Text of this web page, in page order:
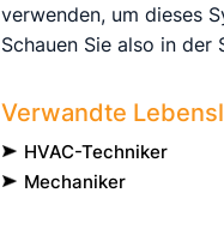
verwenden, um dieses
Schauen Sie also in
Verwandte
HVAC-Techniker
Mechaniker